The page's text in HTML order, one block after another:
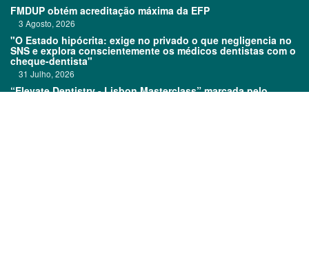
FMDUP obtém acreditação máxima da EFP
3 Agosto, 2026
"O Estado hipócrita: exige no privado o que negligencia no
SNS e explora conscientemente os médicos dentistas com o
cheque-dentista"
31 Julho, 2026
“Elevate Dentistry - Lisbon Masterclass” marcada pelo